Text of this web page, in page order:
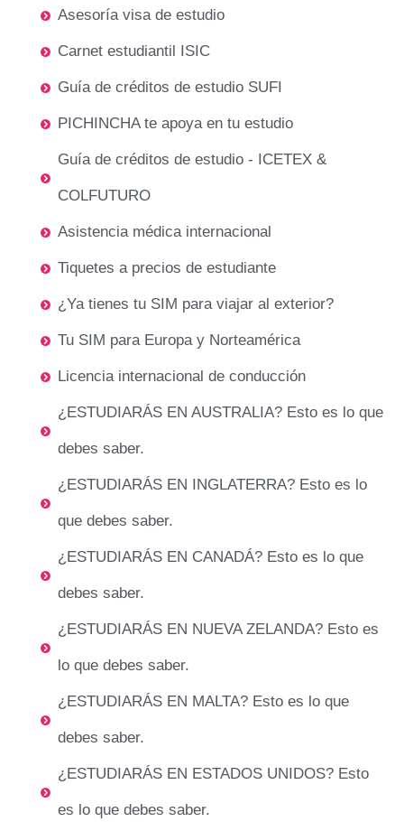
Asesoría visa de estudio
Carnet estudiantil ISIC
Guía de créditos de estudio SUFI
PICHINCHA te apoya en tu estudio
Guía de créditos de estudio - ICETEX &
COLFUTURO
Asistencia médica internacional
Tiquetes a precios de estudiante
¿Ya tienes tu SIM para viajar al exterior?
Tu SIM para Europa y Norteamérica
Licencia internacional de conducción
¿ESTUDIARÁS EN AUSTRALIA? Esto es lo que
debes saber.
¿ESTUDIARÁS EN INGLATERRA? Esto es lo
que debes saber.
¿ESTUDIARÁS EN CANADÁ? Esto es lo que
debes saber.
¿ESTUDIARÁS EN NUEVA ZELANDA? Esto es
lo que debes saber.
¿ESTUDIARÁS EN MALTA? Esto es lo que
debes saber.
¿ESTUDIARÁS EN ESTADOS UNIDOS? Esto
es lo que debes saber.